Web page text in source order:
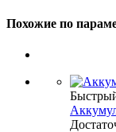
Похожие по